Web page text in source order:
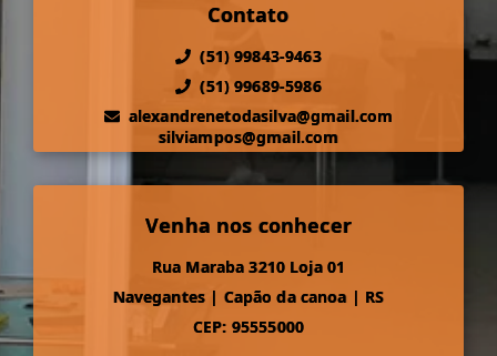
Contato
(51) 99843-9463
(51) 99689-5986
alexandrenetodasilva@gmail.com
silviampos@gmail.com
Venha nos conhecer
Rua Maraba 3210 Loja 01
Navegantes | Capão da canoa | RS
CEP: 95555000